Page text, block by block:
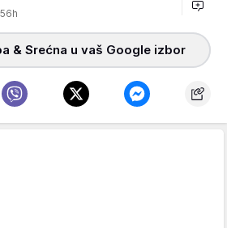
& Srećna u vaš Google izbor